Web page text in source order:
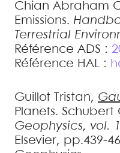
Chian Abraham
Emissions.
Terrestrial
Référence ADS :
Référence HAL :
Guillot Tristan,
Planets. Schubert
Geophysics, vol.
Elsevier, pp.439-